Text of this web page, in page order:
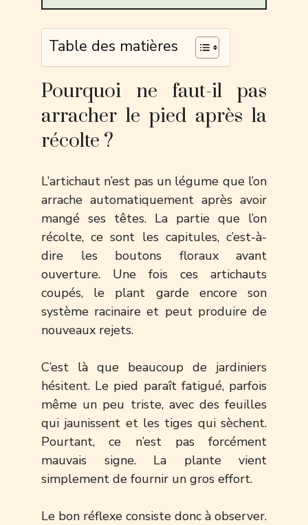
Table des matières
Pourquoi ne faut-il pas
arracher le pied après la
récolte ?
L’artichaut n’est pas un légume que l’on
arrache automatiquement après avoir
mangé ses têtes. La partie que l’on
récolte, ce sont les capitules, c’est-à-
dire les boutons floraux avant
ouverture. Une fois ces artichauts
coupés, le plant garde encore son
système racinaire et peut produire de
nouveaux rejets.
C’est là que beaucoup de jardiniers
hésitent. Le pied paraît fatigué, parfois
même un peu triste, avec des feuilles
qui jaunissent et les tiges qui sèchent.
Pourtant, ce n’est pas forcément
mauvais signe. La plante vient
simplement de fournir un gros effort.
Le bon réflexe consiste donc à observer.